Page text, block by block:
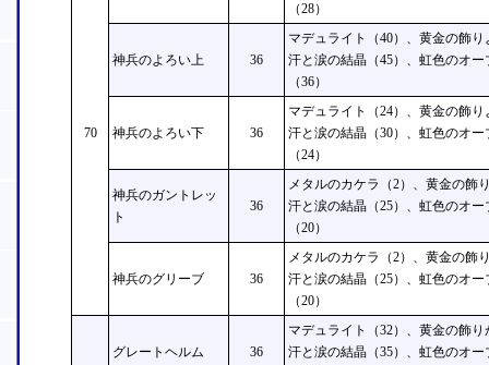
70
（28）
神兵のよろい上 36
マデュライト（40）、黄金の飾
汗と涙の結晶（45）、虹色のオ
（36）
神兵のよろい下 36
マデュライト（24）、黄金の飾
汗と涙の結晶（30）、虹色のオ
（24）
神兵のガントレッ
ト
36
メタルのカケラ（2）、黄金の飾
汗と涙の結晶（25）、虹色のオ
（20）
神兵のグリーブ 36
メタルのカケラ（2）、黄金の飾
汗と涙の結晶（25）、虹色のオ
（20）
グレートヘルム 36
マデュライト（32）、黄金の飾り
汗と涙の結晶（35）、虹色のオ